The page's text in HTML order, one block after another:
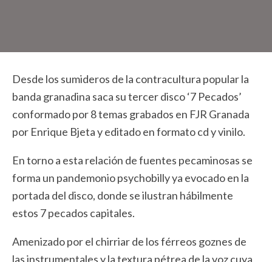
Desde los sumideros de la contracultura popular la
banda granadina saca su tercer disco ‘7 Pecados’
conformado por 8 temas grabados en FJR Granada
por Enrique Bjeta y editado en formato cd y vinilo.
En torno a esta relación de fuentes pecaminosas se
forma un pandemonio psychobilly ya evocado en la
portada del disco, donde se ilustran hábilmente
estos 7 pecados capitales.
Amenizado por el chirriar de los férreos goznes de
las instrumentales y la textura pétrea de la voz cuya